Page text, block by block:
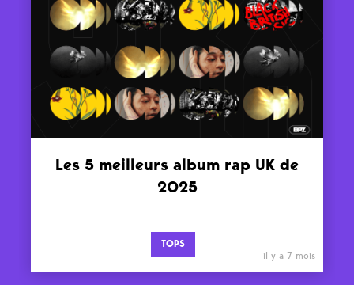
Les 5 meilleurs album rap UK de
2025
TOPS
il y a 7 mois